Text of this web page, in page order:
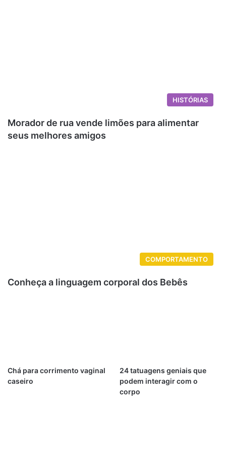
HISTÓRIAS
Morador de rua vende limões para alimentar
seus melhores amigos
COMPORTAMENTO
Conheça a linguagem corporal dos Bebês
Chá para corrimento vaginal
caseiro
24 tatuagens geniais que
podem interagir com o
corpo